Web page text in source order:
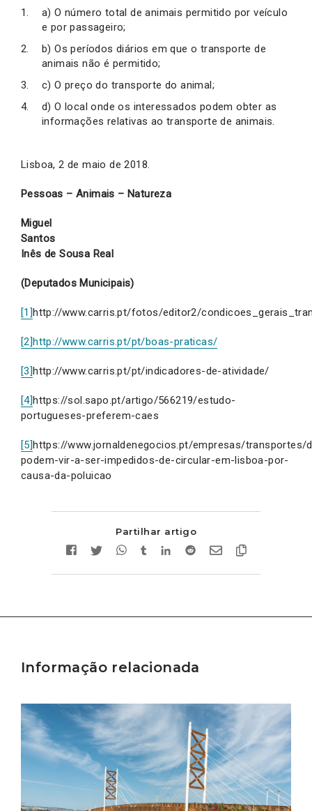
a) O número total de animais permitido por veículo
e por passageiro;
b) Os períodos diários em que o transporte de
animais não é permitido;
c) O preço do transporte do animal;
d) O local onde os interessados podem obter as
informações relativas ao transporte de animais.
Lisboa, 2 de maio de 2018.
Pessoas – Animais – Natureza
Miguel
Santos
Inês de Sousa Real
(Deputados Municipais)
[1]http://www.carris.pt/fotos/editor2/
[2]http://www.carris.pt/pt/boas-praticas/
[3]http://www.carris.pt/pt/indicadores-de-atividade/
[4]https://sol.sapo.pt/artigo/566219/estudo-
portugueses-preferem-caes
[5]https://www.jornaldenegocios.pt/empresas/transportes/
podem-vir-a-ser-impedidos-de-circular-em-lisboa-por-
causa-da-poluicao
Partilhar artigo
Informação relacionada